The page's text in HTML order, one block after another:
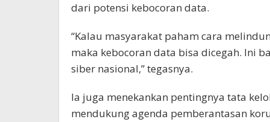
dari potensi kebocoran data.
“Kalau masyarakat paham cara
maka kebocoran data bisa dicegah. Ini
siber nasional,” tegasnya.
Ia juga menekankan pentingnya tata
mendukung agenda pemberantasan